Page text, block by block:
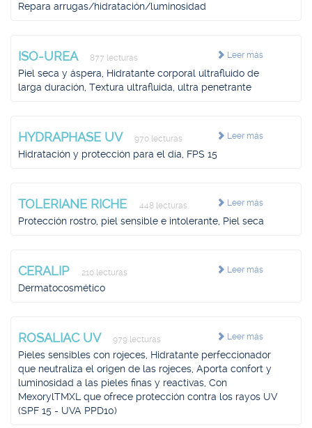
Repara arrugas/hidratación/luminosidad
Leer más
ISO-UREA 877 lecturas
Piel seca y áspera, Hidratante corporal ultrafluido de
larga duración, Textura ultrafluida, ultra penetrante
Leer más
HYDRAPHASE UV 970 lecturas
Hidratación y protección para el día, FPS 15
Leer más
TOLERIANE RICHE 448 lecturas
Protección rostro, piel sensible e intolerante, Piel seca
Leer más
CERALIP 210 lecturas
Dermatocosmético
Leer más
ROSALIAC UV 979 lecturas
Pieles sensibles con rojeces, Hidratante perfeccionador
que neutraliza el origen de las rojeces, Aporta confort y
luminosidad a las pieles finas y reactivas, Con
MexorylTMXL que ofrece protección contra los rayos UV
(SPF 15 - UVA PPD10)